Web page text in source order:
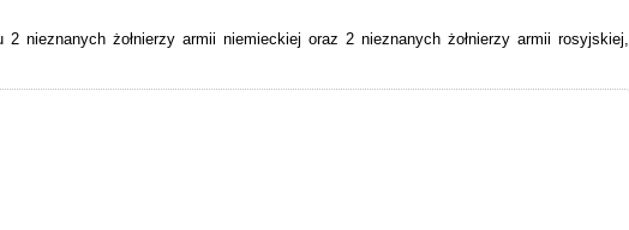
nieznanych żołnierzy armii niemieckiej oraz 2 nieznanych żołnierzy armii rosyjskiej,